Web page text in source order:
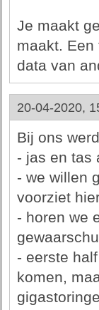
Je maakt
maakt.
data van
20-04-2020,
Bij ons
- jas en tas
- we willen
voorziet
- horen we
- eerste
komen,